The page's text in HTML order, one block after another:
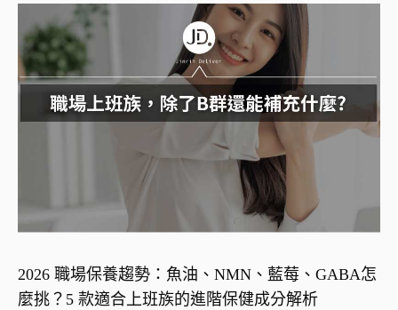
2026 職場保養趨勢：魚油、NMN、藍莓、GABA怎
麼挑？5 款適合上班族的進階保健成分解析